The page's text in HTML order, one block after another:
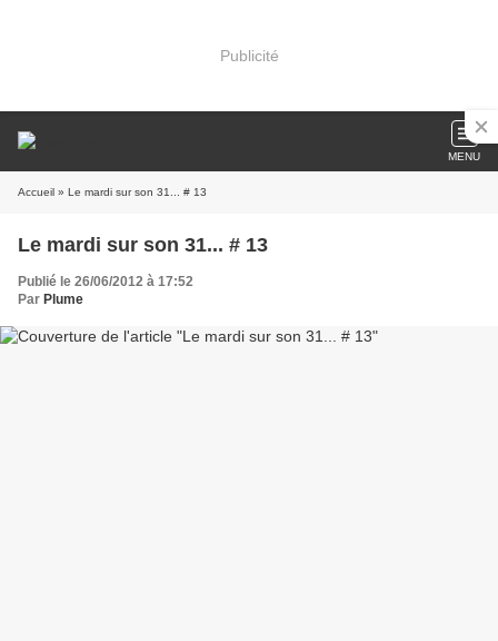
Publicité
MENU
Accueil » Le mardi sur son 31... # 13
Le mardi sur son 31... # 13
Publié le 26/06/2012 à 17:52
Par Plume